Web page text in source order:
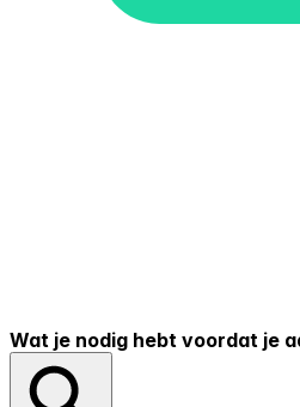
Wat je nodig hebt voordat je